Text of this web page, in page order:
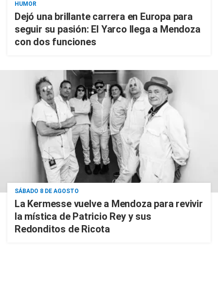
HUMOR
Dejó una brillante carrera en Europa para
seguir su pasión: El Yarco llega a Mendoza
con dos funciones
SÁBADO 8 DE AGOSTO
La Kermesse vuelve a Mendoza para revivir
la mística de Patricio Rey y sus
Redonditos de Ricota